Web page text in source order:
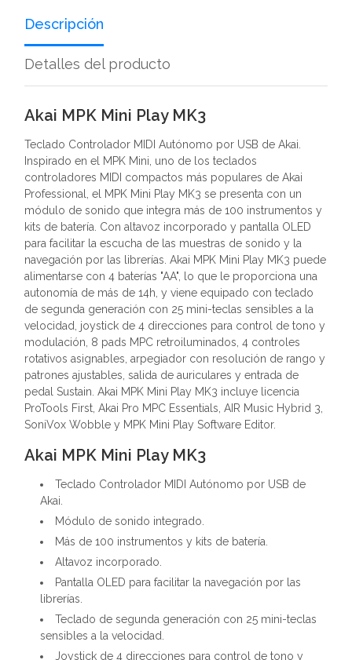
Descripción
Detalles del producto
Akai MPK Mini Play MK3
Teclado Controlador MIDI Autónomo por USB de Akai.
Inspirado en el MPK Mini, uno de los teclados
controladores MIDI compactos más populares de Akai
Professional, el MPK Mini Play MK3 se presenta con un
módulo de sonido que integra más de 100 instrumentos y
kits de batería. Con altavoz incorporado y pantalla OLED
para facilitar la escucha de las muestras de sonido y la
navegación por las librerías. Akai MPK Mini Play MK3 puede
alimentarse con 4 baterías "AA", lo que le proporciona una
autonomía de más de 14h, y viene equipado con teclado
de segunda generación con 25 mini-teclas sensibles a la
velocidad, joystick de 4 direcciones para control de tono y
modulación, 8 pads MPC retroiluminados, 4 controles
rotativos asignables, arpegiador con resolución de rango y
patrones ajustables, salida de auriculares y entrada de
pedal Sustain. Akai MPK Mini Play MK3 incluye licencia
ProTools First, Akai Pro MPC Essentials, AIR Music Hybrid 3,
SoniVox Wobble y MPK Mini Play Software Editor.
Akai MPK Mini Play MK3
Teclado Controlador MIDI Autónomo por USB de
Akai.
Módulo de sonido integrado.
Más de 100 instrumentos y kits de batería.
Altavoz incorporado.
Pantalla OLED para facilitar la navegación por las
librerías.
Teclado de segunda generación con 25 mini-teclas
sensibles a la velocidad.
Joystick de 4 direcciones para control de tono y